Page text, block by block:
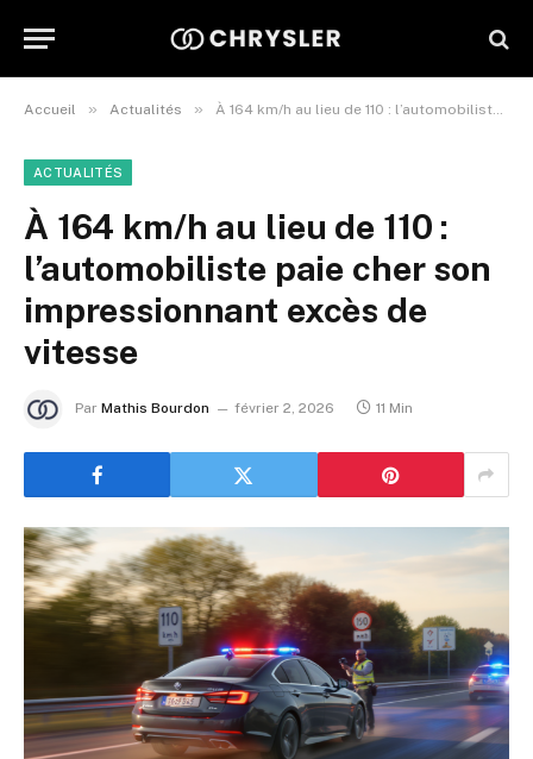
Accueil » Actualités » À 164 km/h au lieu de 110 : l’automobiliste paie cher son impressionnant excès de vitesse
ACTUALITÉS
À 164 km/h au lieu de 110 :
l’automobiliste paie cher son
impressionnant excès de
vitesse
Par Mathis Bourdon février 2, 2026 11 Min